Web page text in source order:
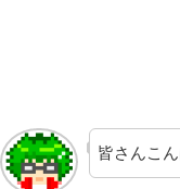
皆さんこ